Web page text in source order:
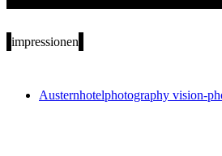
impressionen
Austernhotelphotography vision-